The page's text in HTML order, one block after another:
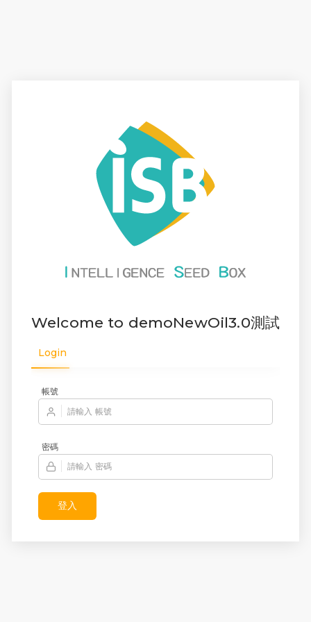
Welcome to demoNewOil3.0測試
Login
帳號
請輸入 帳號
密碼
請輸入 密碼
登入